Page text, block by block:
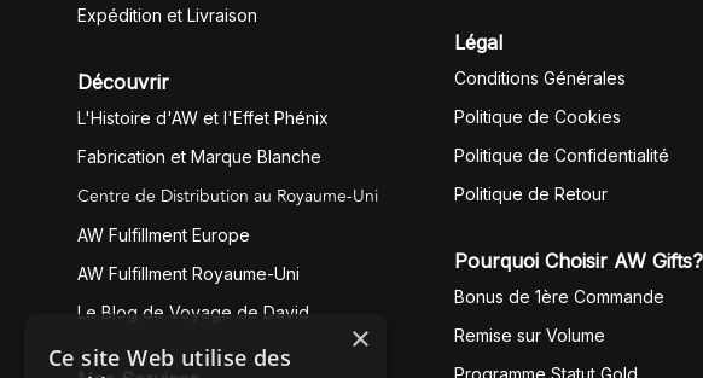
Expédition et Livraison
Découvrir
L'Histoire d'AW et l'Effet Phénix
Fabrication et Marque Blanche
Centre de Distribution au Royaume-Uni
AW Fulfillment Europe
AW Fulfillment Royaume-Uni
Le Blog de Voyage de David
Légal
Conditions Générales
Politique de Cookies
Politique de Confidentialité
Politique de Retour
Pourquoi Choisir AW Gifts?
Bonus de 1ère Commande
Remise sur Volume
Programme Statut Gold
×
Ce site Web utilise des